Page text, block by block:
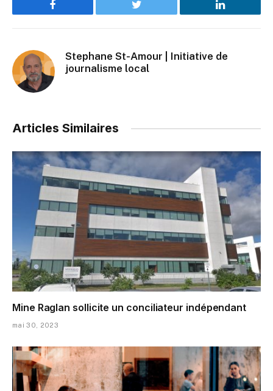
Facebook Twitter LinkedIn
Stephane St-Amour | Initiative de
journalisme local
Articles Similaires
Mine Raglan sollicite un conciliateur indépendant
mai 30, 2023